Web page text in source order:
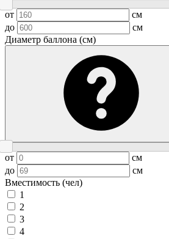
от
см
до
см
Диаметр баллона (см)
от
см
до
см
Вместимость (чел)
1
2
3
4